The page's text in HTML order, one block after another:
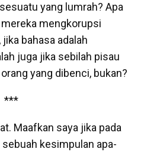
yang lumrah? Apa
mengkorupsi
bahasa adalah
juga jika sebilah pisau
yang dibenci, bukan?
***
Maafkan saya jika pada
sebuah kesimpulan apa-